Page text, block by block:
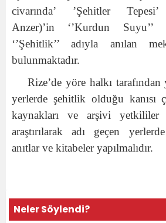
civarında’ ’Şehitler Tepesi’
Anzer)’in ‘’Kurdun Suyu’’
‘’Şehitlik’’ adıyla anılan
bulunmaktadır.
Rize’de yöre halkı tarafından
yerlerde şehitlik olduğu kanısı
kaynakları ve arşivi yetkililer
araştırılarak adı geçen
anıtlar ve kitabeler yapılmalıdır.
Neler Söylendi?